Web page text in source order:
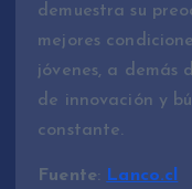
demuestra su
mejores
jóvenes, a demás
de innovación y
constante.
Fuente: Lanco.cl